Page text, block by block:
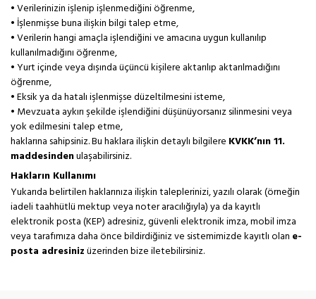
• Verilerinizin işlenip işlenmediğini öğrenme,
• İşlenmişse buna ilişkin bilgi talep etme,
• Verilerin hangi amaçla işlendiğini ve amacına uygun kullanılıp
kullanılmadığını öğrenme,
• Yurt içinde veya dışında üçüncü kişilere aktarılıp aktarılmadığını
öğrenme,
• Eksik ya da hatalı işlenmişse düzeltilmesini isteme,
• Mevzuata aykırı şekilde işlendiğini düşünüyorsanız silinmesini veya
yok edilmesini talep etme,
haklarına sahipsiniz. Bu haklara ilişkin detaylı bilgilere KVKK’nın 11.
maddesindenulaşabilirsiniz.
Hakların Kullanımı
Yukarıda belirtilen haklarınıza ilişkin taleplerinizi, yazılı olarak (örneğin
iadeli taahhütlü mektup veya noter aracılığıyla) ya da kayıtlı
elektronik posta (KEP) adresiniz, güvenli elektronik imza, mobil imza
veya tarafımıza daha önce bildirdiğiniz ve sistemimizde kayıtlı olan e-
posta adresinizüzerinden bize iletebilirsiniz.